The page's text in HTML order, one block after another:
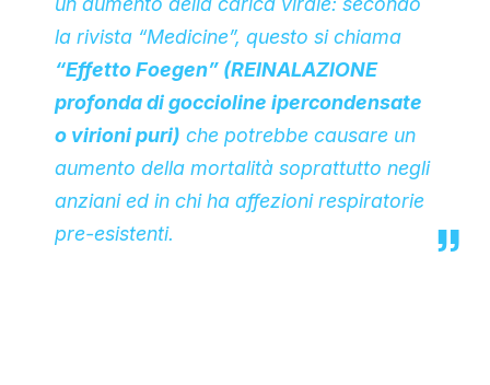
la rivista “Medicine”, questo si chiama
“Effetto Foegen” (REINALAZIONE
profonda di goccioline ipercondensate
o virioni puri) che potrebbe causare un
aumento della mortalità soprattutto negli
anziani ed in chi ha affezioni respiratorie
pre-esistenti.